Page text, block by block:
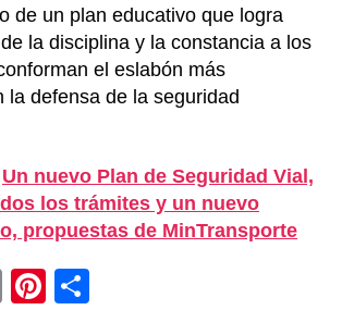
de un plan educativo que logra
la disciplina y la constancia a los
el eslabón más
la defensa de la seguridad
Un nuevo Plan de Seguridad Vial,
los trámites y un nuevo
propuestas de MinTransporte
E
Pi